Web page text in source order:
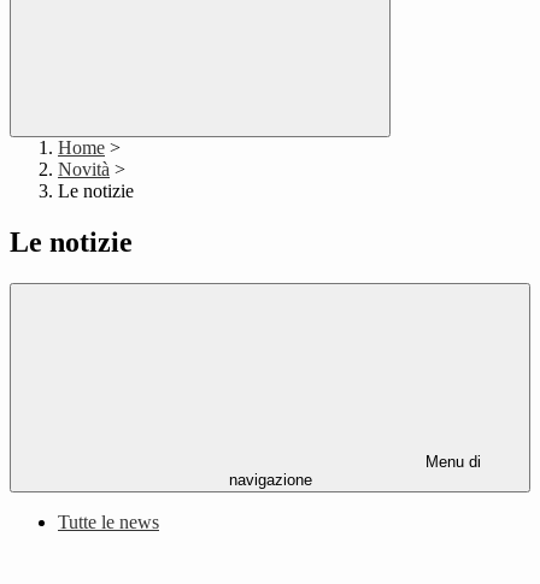
Home >
Novità >
Le notizie
Le notizie
Menu di
navigazione
Tutte le news